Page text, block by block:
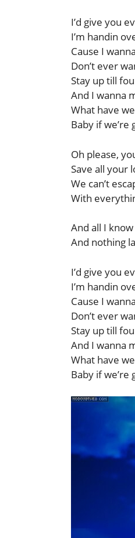
I’d give you
I’m handin
Cause I
Don’t ever
Stay up till
And I wanna
What have
Baby if
Oh please,
Save all your
We can’t
With
And all I
And nothing
I’d give you
I’m handin
Cause I
Don’t ever
Stay up till
And I wanna
What have
Baby if